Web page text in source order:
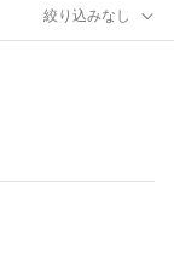
絞り込みなし